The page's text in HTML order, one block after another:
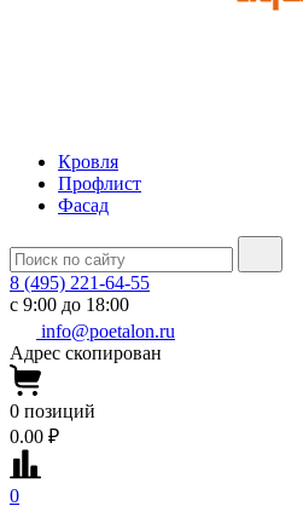
Кровля
Профлист
Фасад
8 (495) 221-64-55
с 9:00 до 18:00
info@poetalon.ru
Адрес скопирован
0 позиций
0.00 ₽
0